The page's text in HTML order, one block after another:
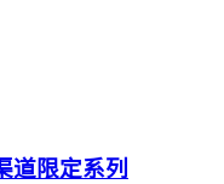
道限定系列